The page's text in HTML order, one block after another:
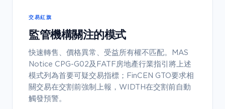
交易紅旗
監管機構關注的模式
快速轉售、價格異常、受益所有權不匹配。MAS
Notice CPG-G02及FATF房地產行業指引將上述
模式列為首要可疑交易指標；FinCEN GTO要求相
關交易在交割前強制上報，WIDTH在交割前自動
觸發預警。